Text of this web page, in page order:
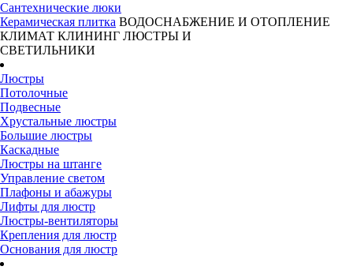
Сантехнические люки
Керамическая плитка ВОДОСНАБЖЕНИЕ И ОТОПЛЕНИЕ
КЛИМАТ КЛИНИНГ ЛЮСТРЫ И
СВЕТИЛЬНИКИ
Люстры
Потолочные
Подвесные
Хрустальные люстры
Большие люстры
Каскадные
Люстры на штанге
Управление светом
Плафоны и абажуры
Лифты для люстр
Люстры-вентиляторы
Крепления для люстр
Основания для люстр